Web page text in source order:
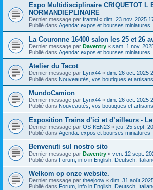
Expo Multidisciplinaire CRIQUETOT L
NORMANDIEPLINAIRE
Dernier message par frantal « dim. 23 nov. 2025
Publié dans Agenda: expos et bourses miniatures
La Couronne 16400 salon les 25 et 26
Dernier message par Daventry « sam. 1 nov.
Publié dans Agenda: expos et bourses miniatures
Atelier du Tacot
Dernier message par Lynx44 « dim. 26 oct. 2025
Publié dans Nouveautés, vos boutiques et artisans
MundoCamion
Dernier message par Lynx44 « dim. 26 oct. 2025
Publié dans Nouveautés, vos boutiques et artisans
Exposition Trains d’ici et d’ailleurs -
Dernier message par OS-KEN23 « jeu. 25 sept.
Publié dans Agenda: expos et bourses miniatures
Benvenuti sul nostro sito
Dernier message par Daventry « ven. 12 sept.
Publié dans Forum, info in English, Deutsch,
Welkom op onze website.
Dernier message par theejoow « dim. 31 août
Publié dans Forum, info in English, Deutsch,